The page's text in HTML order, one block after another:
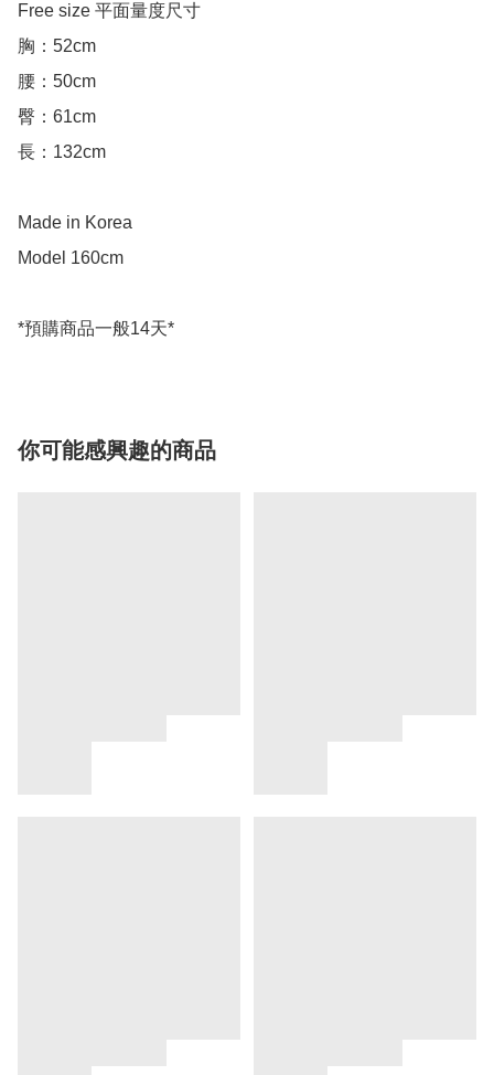
Free size 平面量度尺寸
胸：52cm
腰：50cm
臀：61cm
長：132cm
Made in Korea
Model 160cm
*預購商品一般14天*
你可能感興趣的商品